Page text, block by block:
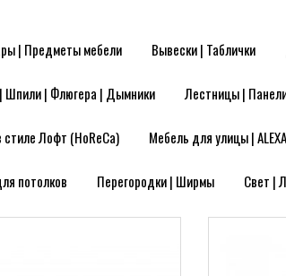
| Предметы мебели Вывески | Таблички
Шпили | Флюгера | Дымники Лестницы |
Лофт (HoReCa) Мебель для улицы |
потолков Перегородки | Ширмы Свет |